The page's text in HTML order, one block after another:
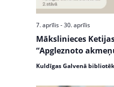
Mākslinieces
“Apgleznoto
7. aprīlis-30. aprīlis
Kuldīgas Galvenā